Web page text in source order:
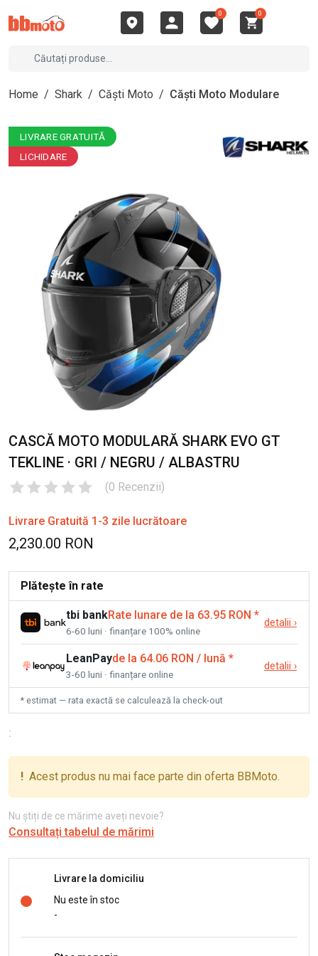
0 0
Home / Shark / Căști Moto / Căști Moto Modulare
LIVRARE GRATUITĂ
LICHIDARE
CASCĂ MOTO MODULARĂ SHARK EVO GT
TEKLINE · GRI / NEGRU / ALBASTRU
(0 Recenzii)
Livrare Gratuită 1-3 zile lucrătoare
2,230.00 RON
Plătește în rate
tbi bankRate lunare de la 63.95 RON *
6-60 luni · finanțare 100% online
detalii ›
LeanPayde la 64.06 RON / lună *
3-60 luni · finanțare online
detalii ›
* estimat — rata exactă se calculează la check-out
:
! Acest produs nu mai face parte din oferta BBMoto.
Nu știți de ce mărime aveți nevoie?
Consultați tabelul de mărimi
Livrare la domiciliu
Nu este în stoc
-